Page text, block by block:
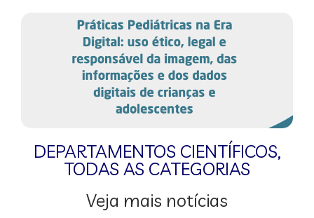
DEPARTAMENTOS CIENTÍFICOS,
TODAS AS CATEGORIAS
Veja mais notícias